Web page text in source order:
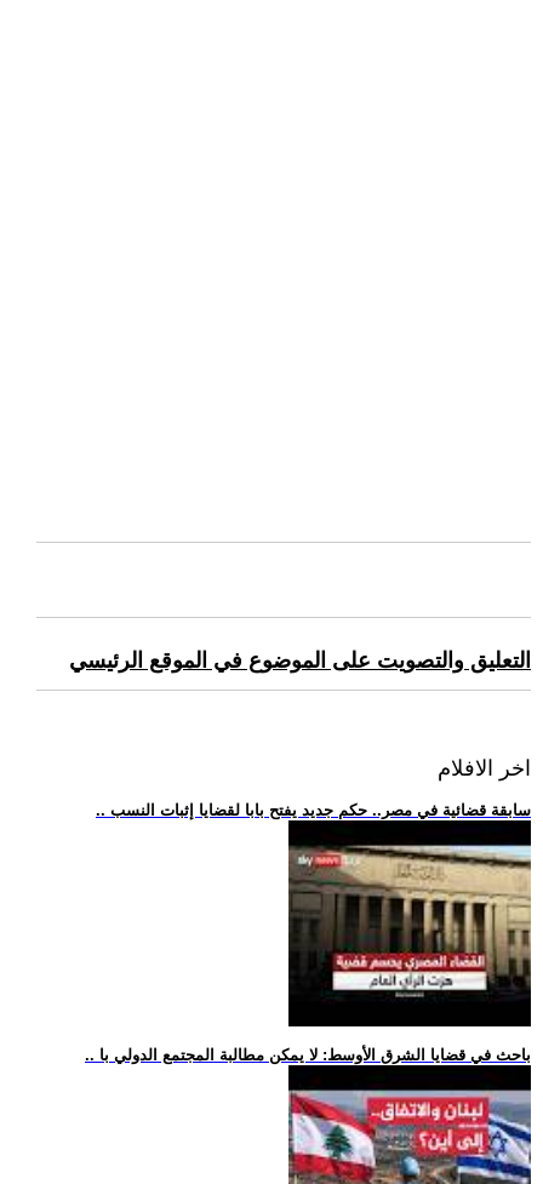
التعليق والتصويت على الموضوع في الموقع الرئيسي
اخر الافلام
.. سابقة قضائية في مصر.. حكم جديد يفتح بابا لقضايا إثبات النسب
.. باحث في قضايا الشرق الأوسط: لا يمكن مطالبة المجتمع الدولي با